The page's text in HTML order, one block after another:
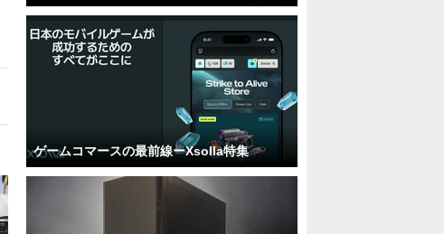
ゲームコマースの最前線ーXsolla特集